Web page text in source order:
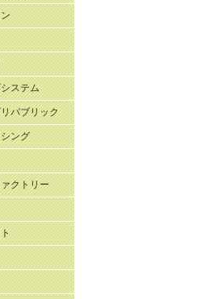
ステム
パブリック
ング
クトリー